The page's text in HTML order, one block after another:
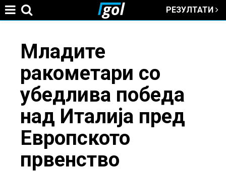
РЕЗУЛТАТИ
here
Младите
ракометари со
убедлива победа
над Италија пред
Европското
првенство